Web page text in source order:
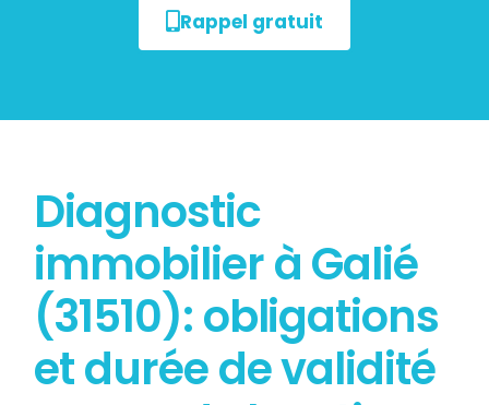
Rappel gratuit
Diagnostic
immobilier à Galié
(31510): obligations
et durée de validité